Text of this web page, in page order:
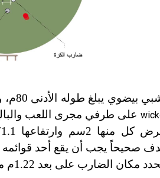
2سم وارتفاعها 71.1سم تثبت في الأرض وفوقها خشبة عريضة تدعى
الضارب على بعد 1.22م من الهدف.